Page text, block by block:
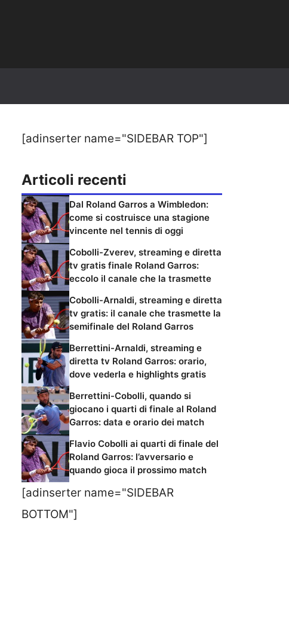
[adinserter name="SIDEBAR TOP"]
Articoli recenti
Dal Roland Garros a Wimbledon:
come si costruisce una stagione
vincente nel tennis di oggi
Cobolli-Zverev, streaming e diretta
tv gratis finale Roland Garros:
eccolo il canale che la trasmette
Cobolli-Arnaldi, streaming e diretta
tv gratis: il canale che trasmette la
semifinale del Roland Garros
Berrettini-Arnaldi, streaming e
diretta tv Roland Garros: orario,
dove vederla e highlights gratis
Berrettini-Cobolli, quando si
giocano i quarti di finale al Roland
Garros: data e orario dei match
Flavio Cobolli ai quarti di finale del
Roland Garros: l’avversario e
quando gioca il prossimo match
[adinserter name="SIDEBAR
BOTTOM"]